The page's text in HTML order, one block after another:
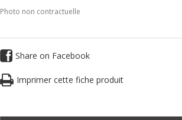
Photo non contractuelle
Share on Facebook
Imprimer cette fiche produit